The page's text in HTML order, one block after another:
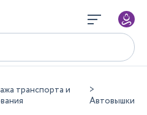
транспорта и
Автовышки